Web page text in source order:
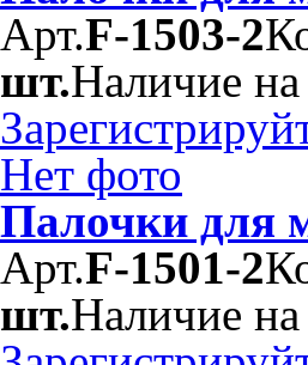
Арт.F-1503-2
шт.Наличие на
Нет фото
Палочки для
Арт.F-1501-2
шт.Наличие на